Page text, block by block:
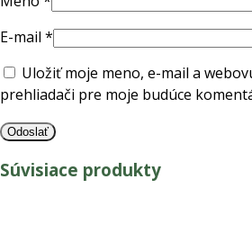
E-mail *
Uložiť moje meno, e-mail a
prehliadači pre moje budúce
Súvisiace produkty